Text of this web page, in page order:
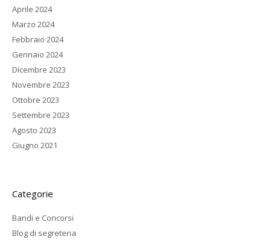
Aprile 2024
Marzo 2024
Febbraio 2024
Gennaio 2024
Dicembre 2023
Novembre 2023
Ottobre 2023
Settembre 2023
Agosto 2023
Giugno 2021
Categorie
Bandi e Concorsi
Blog di segreteria